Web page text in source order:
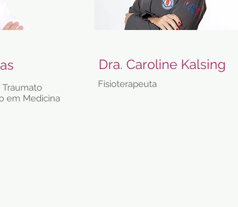
Traumato
em Medicina
Dra. Caroline Kalsing
Fisioterapeuta